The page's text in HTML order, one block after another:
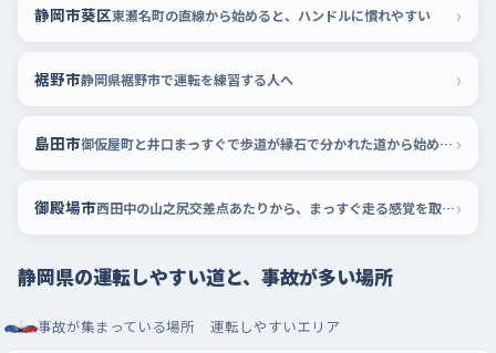
静岡市葵区東瀬名町の直線から始めると、ハンドルに慣れやすい ›
裾野市静岡県裾野市で運転を練習する人へ ›
島田市 御仮屋町と井口――まっすぐで歩道が縁石で分かれた道から始めよう ›
御殿場市 西田中の山之尻交差点あたりから、まっすぐ走る感覚を取り戻す›
静岡県の運転しやすい道と、事故が多い場所
事故が集まっている場所 運転しやすいエリア